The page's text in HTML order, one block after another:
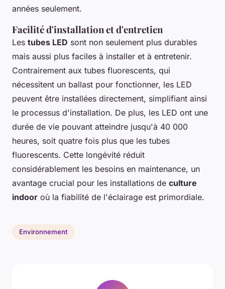
années seulement.
Facilité d'installation et d'entretien
Les tubes LED sont non seulement plus durables
mais aussi plus faciles à installer et à entretenir.
Contrairement aux tubes fluorescents, qui
nécessitent un ballast pour fonctionner, les LED
peuvent être installées directement, simplifiant ainsi
le processus d'installation. De plus, les LED ont une
durée de vie pouvant atteindre jusqu'à 40 000
heures, soit quatre fois plus que les tubes
fluorescents. Cette longévité réduit
considérablement les besoins en maintenance, un
avantage crucial pour les installations de culture
indoor où la fiabilité de l'éclairage est primordiale.
Environnement